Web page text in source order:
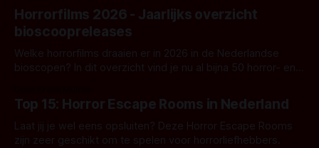
Horrorfilms 2026 - Jaarlijks overzicht
bioscoopreleases
Welke horrorfilms draaien er in 2026 in de Nederlandse
bioscopen? In dit overzicht vind je nu al bijna 50 horror- en
Top 15: Horror Escape Rooms in Nederland
Laat jij je wel eens opsluiten? Deze Horror Escape Rooms
zijn zeer geschikt om te spelen voor horrorliefhebbers.